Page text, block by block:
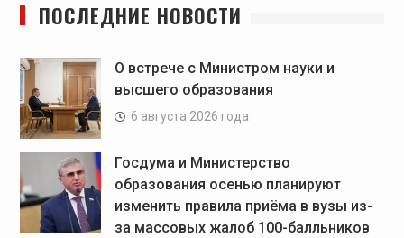
ПОСЛЕДНИЕ НОВОСТИ
О встрече с Министром науки и
высшего образования
6 августа 2026 года
Госдума и Министерство
образования осенью планируют
изменить правила приёма в вузы из-
за массовых жалоб 100-балльников